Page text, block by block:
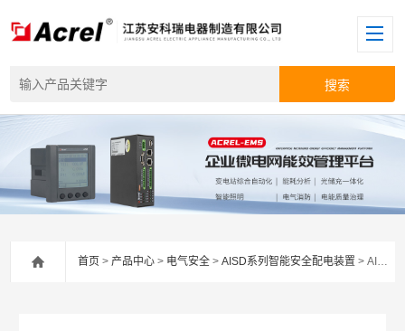
首页 >产品中心 > 电气安全 >AISD系列智能安全配电装置 > AISD100安科瑞智能安全配电装置/电不起火/电不伤人